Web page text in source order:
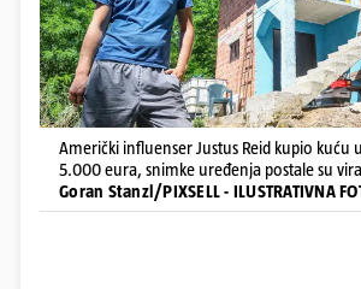
Američki influenser Justus Reid kupio kuću
5.000 eura, snimke uređenja postale su
Goran Stanzl/PIXSELL - ILUSTRATIVNA